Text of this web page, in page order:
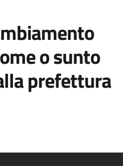
o sunto
prefettura